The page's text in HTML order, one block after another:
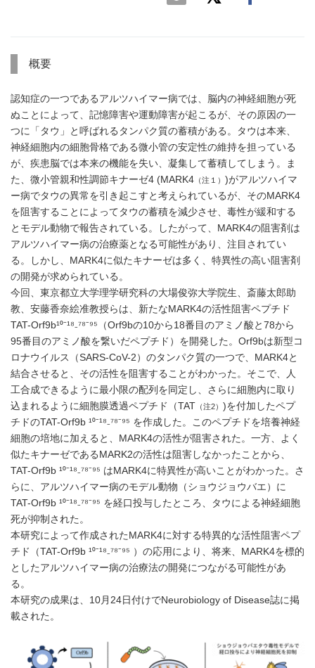
概要
認知症の一つであるアルツハイマー病では、脳内の神経細胞が死
ぬことによって、記憶障害や運動障害が起こるが、その原因の一
つに「タウ」と呼ばれるタンパク質の蓄積がある。タウは本来、
神経細胞内の細胞骨格である微小管の安定性の維持を担っている
が、疾患脳では本来の機能を失い、凝集して蓄積してしまう。ま
た、微小管親和性調節キナーゼ4 (MARK4 （注１） )がアルツハイマ
ー病でタウの異常を引き起こすと考えられているが、そのMARK4
を阻害することによってタウの蓄積を減少させ、毒性が緩和する
とモデル動物で報告されている。したがって、MARK4の阻害剤は
アルツハイマー病の治療薬となる可能性があり、注目されてい
る。しかし、MARK4に似たキナーゼは多く、特異性の高い阻害剤
の開発が求められている。
今回、東京都立大学理学研究科の大場俊弥大学院生、斎藤太郎助
教、安藤香奈絵准教授らは、新たなMARK4の活性阻害ペプチド
TAT-Orf9b¹⁰⁻¹⁸₋⁷⁸⁻⁹⁵（Orf9bの10から18番目のアミノ酸と78から
95番目のアミノ酸を繋いだペプチド）を開発した。Orf9bは新型コ
ロナウイルス（SARS-CoV-2）のタンパク質の一つで、MARK4と
結合させると、その活性を阻害することがわかった。そこで、人
工合成できるように最小限の配列を同定し、さらに細胞内に取り
込まれるように細胞膜透過ペプチド（TAT （注2） )を付加したペプ
チドのTAT-Orf9b ¹⁰⁻¹⁸₋⁷⁸⁻⁹⁵ を作成した。このペプチドを培養神経
細胞の培地に加えると、MARK4の活性が阻害された。一方、よく
似たキナーゼであるMARK2の活性は阻害しなかったことから、
TAT-Orf9b ¹⁰⁻¹⁸₋⁷⁸⁻⁹⁵ はMARK4に特異性が高いことがわかった。さ
らに、アルツハイマー病のモデル動物（ショウジョウバエ）に
TAT-Orf9b ¹⁰⁻¹⁸₋⁷⁸⁻⁹⁵ を経口投与したところ、タウによる神経細胞
死が抑制された。
本研究によって作成されたMARK4に対する特異的な活性阻害ペプ
チド（TAT-Orf9b ¹⁰⁻¹⁸₋⁷⁸⁻⁹⁵ ）の応用により、将来、MARK4を標的
としたアルツハイマー病の治療法の開発につながる可能性があ
る。
本研究の成果は、10月24日付けでNeurobiology of Disease誌に掲
載された。